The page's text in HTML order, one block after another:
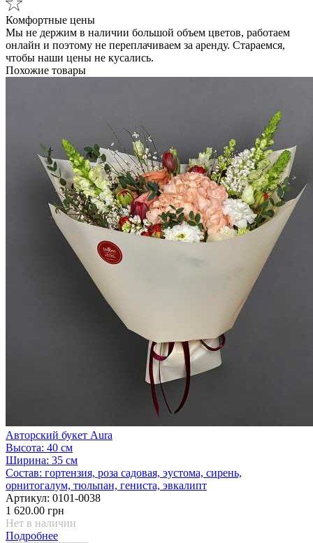
Комфортные цены
Мы не держим в наличии большой объем цветов, работаем
онлайн и поэтому не переплачиваем за аренду. Стараемся,
чтобы наши цены не кусались.
Похожие товары
Авторский букет Aura
Высота: 40 см
Ширина: 35 см
Состав: гортензия, роза садовая, эустома, сирень,
орнитогалум, тюльпан, гениста, эвкалипт
Артикул: 0101-0038
1 620.00 грн
Нет в наличии
Подробнее